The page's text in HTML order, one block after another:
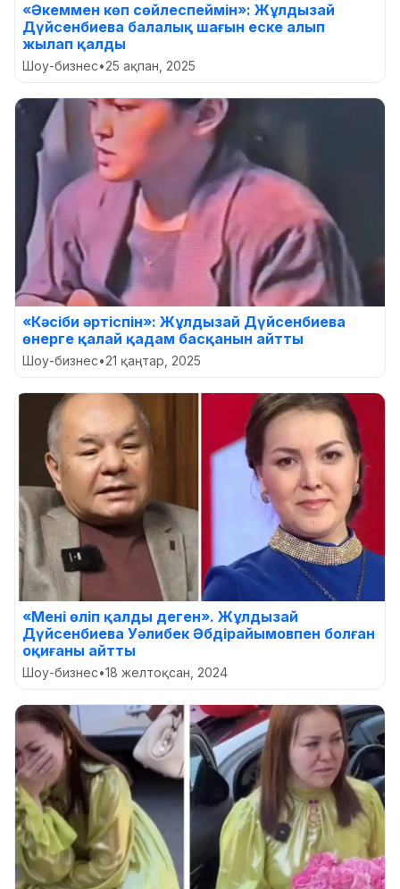
«Әкеммен көп сөйлеспеймін»: Жұлдызай
Дүйсенбиева балалық шағын еске алып
жылап қалды
Шоу-бизнес•25 ақпан, 2025
«Кәсіби әртіспін»: Жұлдызай Дүйсенбиева
өнерге қалай қадам басқанын айтты
Шоу-бизнес•21 қаңтар, 2025
«Мені өліп қалды деген». Жұлдызай
Дүйсенбиева Уәлибек Әбдірайымовпен болған
оқиғаны айтты
Шоу-бизнес•18 желтоқсан, 2024